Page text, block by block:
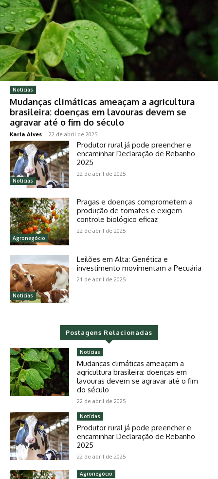
Notícias
Mudanças climáticas ameaçam a agricultura
brasileira: doenças em lavouras devem se
agravar até o fim do século
Karla Alves - 22 de abril de 2025
Notícias
Produtor rural já pode preencher e
encaminhar Declaração de Rebanho
2025
22 de abril de 2025
Agronegócio
Pragas e doenças comprometem a
produção de tomates e exigem
controle biológico eficaz
22 de abril de 2025
Notícias
Leilões em Alta: Genética e
investimento movimentam a Pecuária
21 de abril de 2025
Postagens Relacionadas
Notícias
Mudanças climáticas ameaçam a
agricultura brasileira: doenças em
lavouras devem se agravar até o fim
do século
22 de abril de 2025
Notícias
Produtor rural já pode preencher e
encaminhar Declaração de Rebanho
2025
22 de abril de 2025
Agronegócio